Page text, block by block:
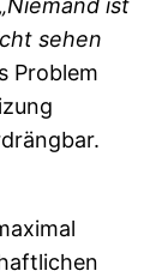
„Niemand ist
sehen
Problem